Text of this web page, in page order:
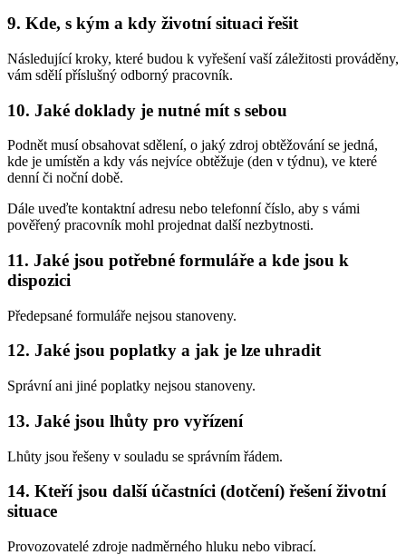
9. Kde, s kým a kdy životní situaci řešit
Následující kroky, které budou k vyřešení vaší záležitosti prováděny,
vám sdělí příslušný odborný pracovník.
10. Jaké doklady je nutné mít s sebou
Podnět musí obsahovat sdělení, o jaký zdroj obtěžování se jedná,
kde je umístěn a kdy vás nejvíce obtěžuje (den v týdnu), ve které
denní či noční době.
Dále uveďte kontaktní adresu nebo telefonní číslo, aby s vámi
pověřený pracovník mohl projednat další nezbytnosti.
11. Jaké jsou potřebné formuláře a kde jsou k
dispozici
Předepsané formuláře nejsou stanoveny.
12. Jaké jsou poplatky a jak je lze uhradit
Správní ani jiné poplatky nejsou stanoveny.
13. Jaké jsou lhůty pro vyřízení
Lhůty jsou řešeny v souladu se správním řádem.
14. Kteří jsou další účastníci (dotčení) řešení životní
situace
Provozovatelé zdroje nadměrného hluku nebo vibrací.